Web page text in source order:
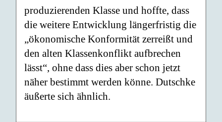
produzierenden Klasse und hoffte, dass
die weitere Entwicklung längerfristig die
„ökonomische Konformität zerreißt und
den alten Klassenkonflikt aufbrechen
lässt“, ohne dass dies aber schon jetzt
näher bestimmt werden könne. Dutschke
äußerte sich ähnlich.